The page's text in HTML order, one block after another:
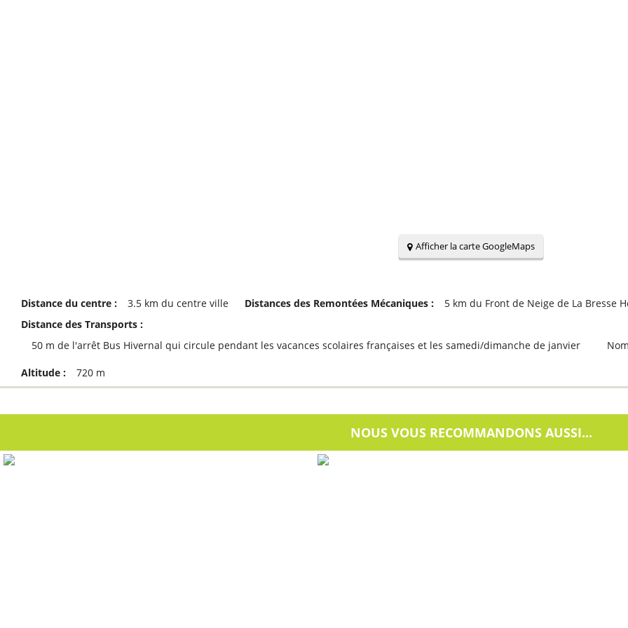
Afficher la carte GoogleMaps
Distance du centre : 3.5 km du centre ville Distances des Remontées Mécaniques : 5 km du Front de Neige de La Bresse
Distance des Transports :
50 m de l'arrêt Bus Hivernal qui circule pendant les vacances scolaires françaises et les samedi/dimanche de janvier
Altitude : 720 m
NOUS VOUS RECOMMANDONS AUSSI...